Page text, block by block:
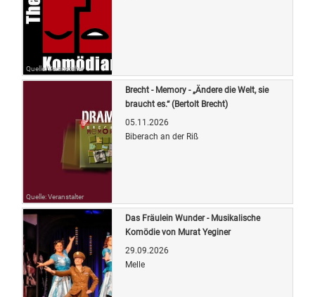
Quelle: Veranstalter
Quelle: Veranstalter
Brecht - Memory - „Ändere die Welt, sie
braucht es.“ (Bertolt Brecht)
05.11.2026
Biberach an der Riß
Das Fräulein Wunder - Musikalische
Komödie von Murat Yeginer
29.09.2026
Melle